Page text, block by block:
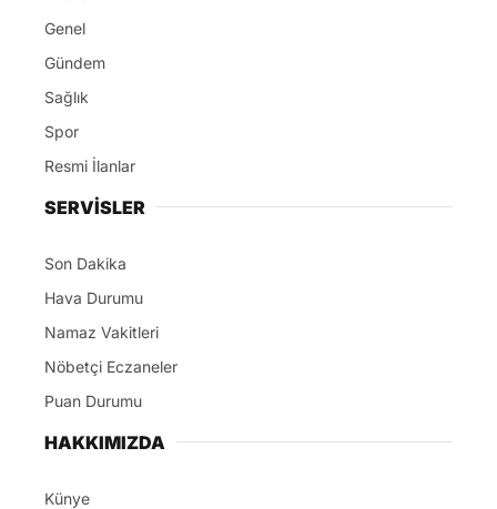
Genel
Gündem
Sağlık
Spor
Resmi İlanlar
SERVİSLER
Son Dakika
Hava Durumu
Namaz Vakitleri
Nöbetçi Eczaneler
Puan Durumu
HAKKIMIZDA
Künye